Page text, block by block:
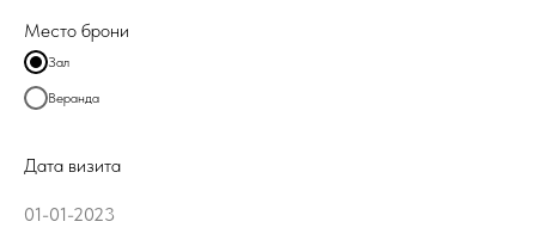
Место брони
Зал
Веранда
Дата визита